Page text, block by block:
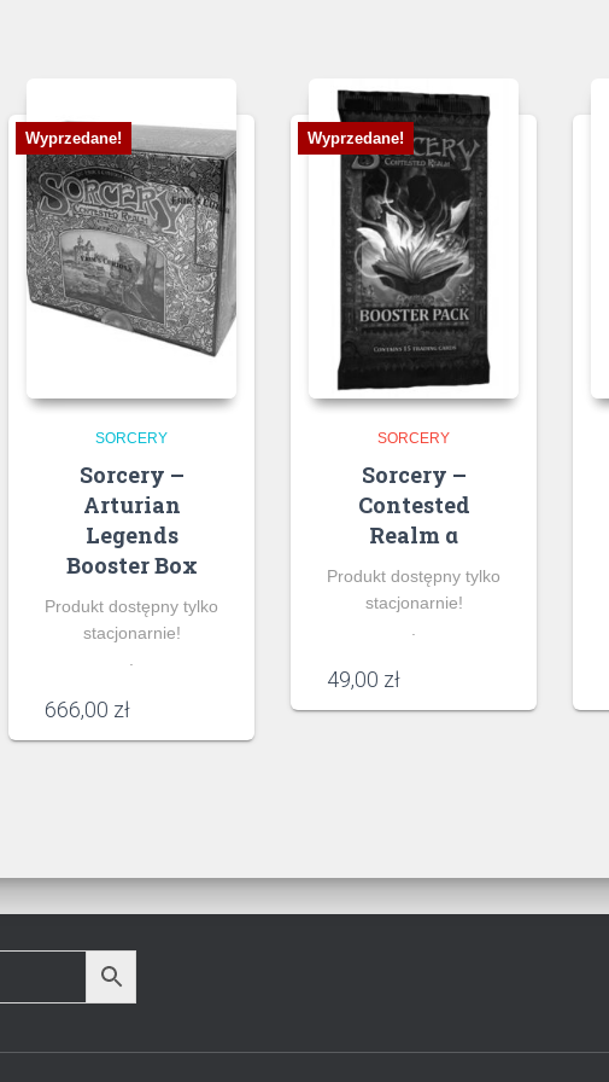
Wyprzedane!
SORCERY
Sorcery –
Arturian
Legends
Booster Box
Produkt dostępny tylko
stacjonarnie!
666,00 zł
Wyprzedane!
SORCERY
Sorcery –
Contested
Realm α
Produkt dostępny tylko
stacjonarnie!
49,00 zł